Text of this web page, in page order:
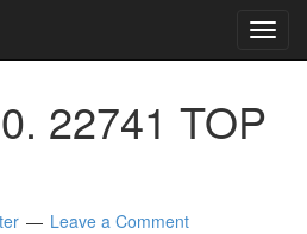
22741 TOP
Leave a Comment